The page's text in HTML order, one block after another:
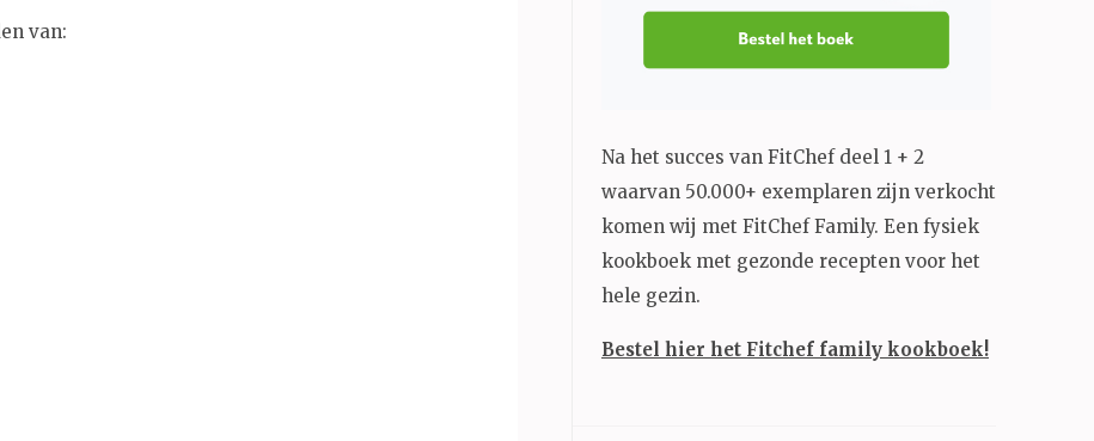
van:
Na het succes van FitChef deel 1 + 2
waarvan 50.000+ exemplaren zijn verkocht
komen wij met FitChef Family. Een fysiek
kookboek met gezonde recepten voor het
hele gezin.
Bestel hier het Fitchef family kookboek!